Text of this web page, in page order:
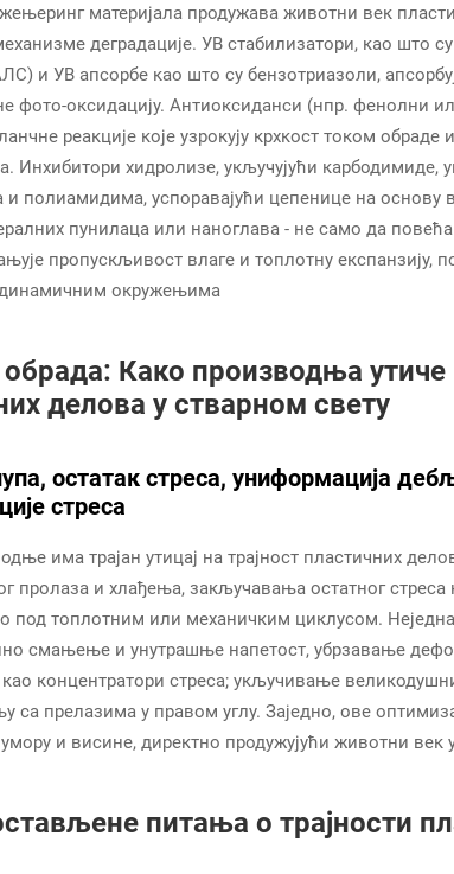
материјала продужава животни век
деградације. УВ стабилизатори, као што
и УВ апсорбе као што су бензотриазоли,
фото-оксидацију. Антиоксиданси (нпр. фенолни
реакције које узрокују крхкост током
Инхибитори хидролизе, укључујући карбодимиде,
и полиамидима, успоравајући цепенице на основу
пунилаца или наноглава - не само да
пропускљивост влаге и топлотну експанзију,
динамичним окружењима
обрада: Како производња утиче
делова у стварном свету
остатак стреса, униформација
стреса
има трајан утицај на трајност пластичних
пролаза и хлађења, закључавања остатног
под топлотним или механичким циклусом.
смањење и унутрашње напетост, убрзавање
као концентратори стреса; укључивање
са прелазима у правом углу. Заједно, ове
и висине, директно продужујући животни век
питања о трајности